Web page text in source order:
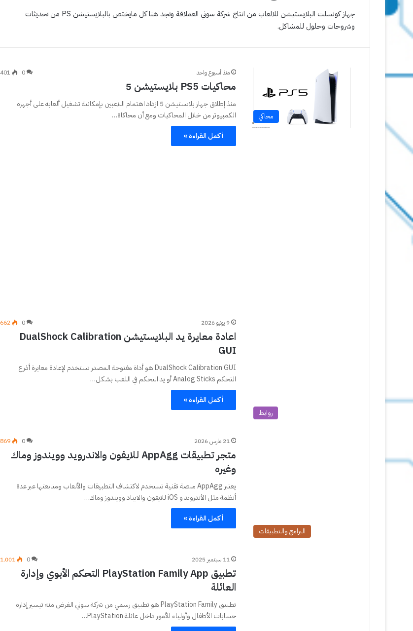
جهاز كونسلت البلايستيشن للالعاب من انتاج شركة سوني العملاقة وتجد هنا كل مايختص بالبلايستيشن PS من تحديثات
وشروحات وحلول للمشاكل.
محاكي
منذ أسبوع واحد 0
401
محاكيات PS5 بلايستيشن 5
منذ إطلاق جهاز بلايستيشن 5 ازداد اهتمام اللاعبين بإمكانية تشغيل ألعابه على أجهزة
الكمبيوتر من خلال المحاكيات ومع أن محاكاة…
أكمل القراءة »
روابط
9 يونيو 2026 0
662
اعادة معايرة يد البلايستيشن DualShock Calibration
GUI
DualShock Calibration GUI هو أداة مفتوحة المصدر تستخدم لإعادة معايرة أذرع
التحكم Analog Sticks أو يد التحكم في اللعب بشكل…
أكمل القراءة »
البرامج والتطبيقات
21 مارس 2026 0
869
متجر تطبيقات AppAgg للايفون والاندرويد وويندوز وماك
وغيره
يعتبر AppAgg منصة تقنية تستخدم لاكتشاف التطبيقات والألعاب ومتابعتها عبر عدة
أنظمة مثل الأندرويد و iOS للايفون والايباد وويندوز وماك…
أكمل القراءة »
11 سبتمبر 2025 0 1٬001
تطبيق PlayStation Family App التحكم الأبوي وإدارة
العائلة
تطبيق PlayStation Family هو تطبيق رسمي من شركة سوني الغرض منه تيسير إدارة
حسابات الأطفال وأولياء الأمور داخل عائلة PlayStation…